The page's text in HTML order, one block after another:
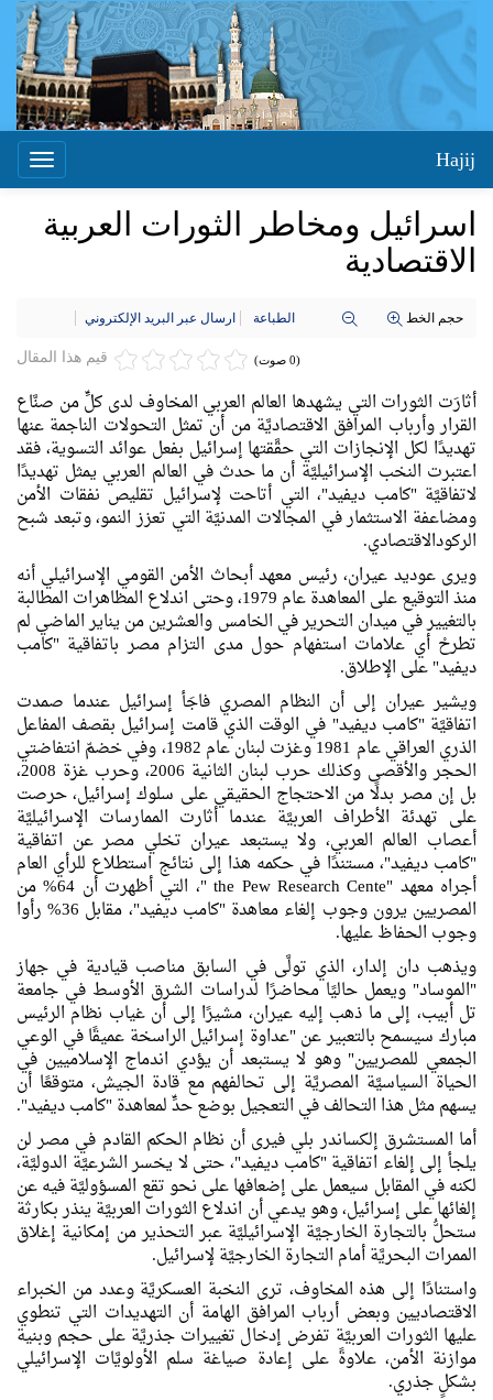
Toggle
Hajij
اسرائيل ومخاطر الثورات العربية
الاقتصادية
حجم الخط الطباعة ارسال عبر البريد الإلكتروني
قيم هذا المقال (0 صوت)
أثارَت الثورات التي يشهدها العالم العربي المخاوف لدى كلٍّ من صنَّاع
القرار وأرباب المرافق الاقتصاديَّة من أن تمثل التحولات الناجمة عنها
تهديدًا لكل الإنجازات التي حقَّقتها إسرائيل بفعل عوائد التسوية، فقد
اعتبرت النخب الإسرائيليَّة أن ما حدث في العالم العربي يمثل تهديدًا
لاتفاقيَّة "كامب ديفيد"، التي أتاحت لإسرائيل تقليص نفقات الأمن
ومضاعفة الاستثمار في المجالات المدنيَّة التي تعزز النمو، وتبعد شبح
الركودالاقتصادي.
ويرى عوديد عيران، رئيس معهد أبحاث الأمن القومي الإسرائيلي أنه
منذ التوقيع على المعاهدة عام 1979، وحتى اندلاع المظاهرات المطالبة
بالتغيير في ميدان التحرير في الخامس والعشرين من يناير الماضي لم
تطرحْ أي علامات استفهام حول مدى التزام مصر باتفاقية "كامب
ديفيد" على الإطلاق.
ويشير عيران إلى أن النظام المصري فاجَأ إسرائيل عندما صمدت
اتفاقيَّة "كامب ديفيد" في الوقت الذي قامت إسرائيل بقصف المفاعل
الذري العراقي عام 1981 وغزت لبنان عام 1982، وفي خضمّ انتفاضتي
الحجر والأقصى وكذلك حرب لبنان الثانية 2006، وحرب غزة 2008،
بل إن مصر بدلًا من الاحتجاج الحقيقي على سلوك إسرائيل، حرصت
على تهدئة الأطراف العربيَّة عندما أثارت الممارسات الإسرائيليَّة
أعصاب العالم العربي، ولا يستبعد عيران تخلي مصر عن اتفاقية
"كامب ديفيد"، مستندًا في حكمه هذا إلى نتائج استطلاع للرأي العام
أجراه معهد "the Pew Research Cente "، التي أظهرت أن 64% من
المصريين يرون وجوب إلغاء معاهدة "كامب ديفيد"، مقابل 36% رأوا
وجوب الحفاظ عليها.
ويذهب دان إلدار، الذي تولَّى في السابق مناصب قيادية في جهاز
"الموساد" ويعمل حاليًا محاضرًا لدراسات الشرق الأوسط في جامعة
تل أبيب، إلى ما ذهب إليه عيران، مشيرًا إلى أن غياب نظام الرئيس
مبارك سيسمح بالتعبير عن "عداوة إسرائيل الراسخة عميقًا في الوعي
الجمعي للمصريين" وهو لا يستبعد أن يؤدي اندماج الإسلاميين في
الحياة السياسيَّة المصريَّة إلى تحالفهم مع قادة الجيش، متوقعًا أن
يسهم مثل هذا التحالف في التعجيل بوضع حدٍّ لمعاهدة "كامب ديفيد".
أما المستشرق إلكساندر بلي فيرى أن نظام الحكم القادم في مصر لن
يلجأ إلى إلغاء اتفاقية "كامب ديفيد"، حتى لا يخسر الشرعيَّة الدوليَّة،
لكنه في المقابل سيعمل على إضعافها على نحو تقع المسؤوليَّة فيه عن
إلغائها على إسرائيل، وهو يدعي أن اندلاع الثورات العربيَّة ينذر بكارثة
ستحلُّ بالتجارة الخارجيَّة الإسرائيليَّة عبر التحذير من إمكانية إغلاق
الممرات البحريَّة أمام التجارة الخارجيَّة لإسرائيل.
واستنادًا إلى هذه المخاوف، ترى النخبة العسكريَّة وعدد من الخبراء
الاقتصاديين وبعض أرباب المرافق الهامة أن التهديدات التي تنطوي
عليها الثورات العربيَّة تفرض إدخال تغييرات جذريَّة على حجم وبنية
موازنة الأمن، علاوةً على إعادة صياغة سلم الأولويَّات الإسرائيلي
بشكلٍ جذري.